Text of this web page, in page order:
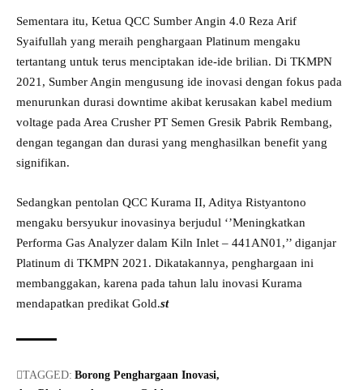
Sementara itu, Ketua QCC Sumber Angin 4.0 Reza Arif
Syaifullah yang meraih penghargaan Platinum mengaku
tertantang untuk terus menciptakan ide-ide brilian. Di TKMPN
2021, Sumber Angin mengusung ide inovasi dengan fokus pada
menurunkan durasi downtime akibat kerusakan kabel medium
voltage pada Area Crusher PT Semen Gresik Pabrik Rembang,
dengan tegangan dan durasi yang menghasilkan benefit yang
signifikan.
Sedangkan pentolan QCC Kurama II, Aditya Ristyantono
mengaku bersyukur inovasinya berjudul ‘’Meningkatkan
Performa Gas Analyzer dalam Kiln Inlet – 441AN01,’’ diganjar
Platinum di TKMPN 2021. Dikatakannya, penghargaan ini
membanggakan, karena pada tahun lalu inovasi Kurama
mendapatkan predikat Gold.st
TAGGED: Borong Penghargaan Inovasi